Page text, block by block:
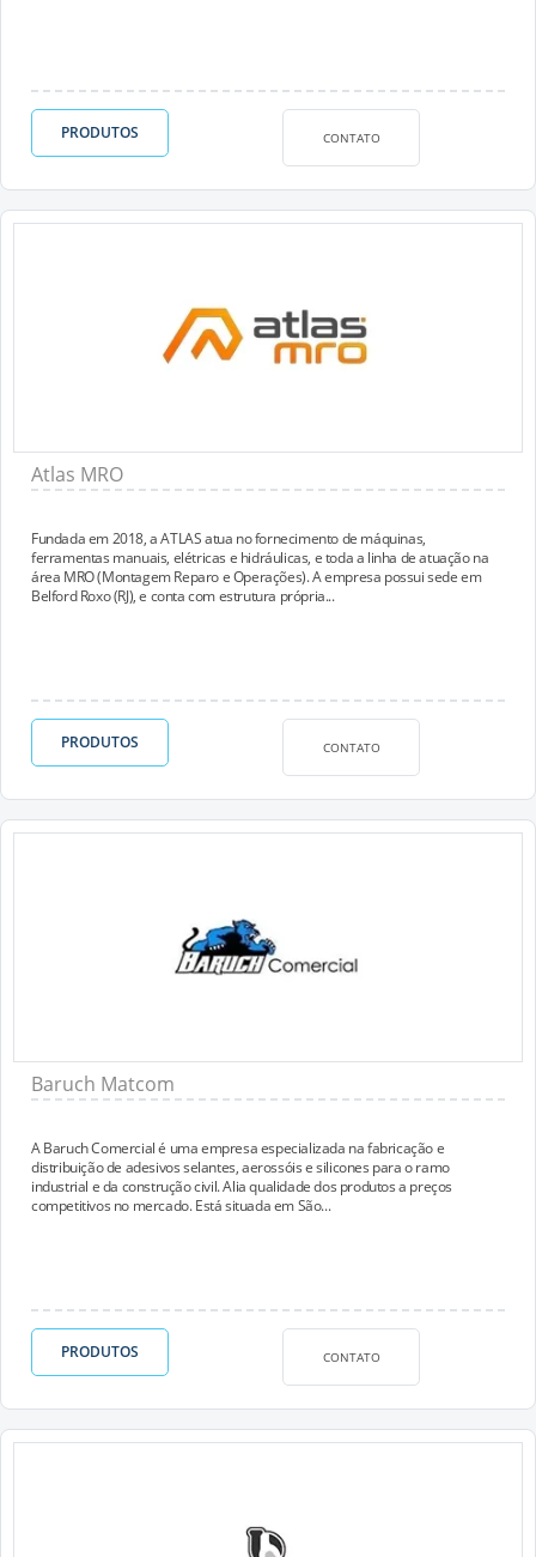
PRODUTOS CONTATO
Atlas MRO
Fundada em 2018, a ATLAS atua no fornecimento de máquinas,
ferramentas manuais, elétricas e hidráulicas, e toda a linha de atuação na
área MRO (Montagem Reparo e Operações). A empresa possui sede em
Belford Roxo (RJ), e conta com estrutura própria...
PRODUTOS CONTATO
Baruch Matcom
A Baruch Comercial é uma empresa especializada na fabricação e
distribuição de adesivos selantes, aerossóis e silicones para o ramo
industrial e da construção civil. Alia qualidade dos produtos a preços
competitivos no mercado. Está situada em São...
PRODUTOS CONTATO